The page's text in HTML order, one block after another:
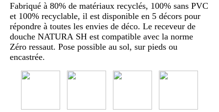
Fabriqué à 80% de matériaux recyclés, 100% sans PVC
et 100% recyclable, il est disponible en 5 décors pour
répondre à toutes les envies de déco. Le receveur de
douche NATURA SH est compatible avec la norme
Zéro ressaut. Pose possible au sol, sur pieds ou
encastrée.